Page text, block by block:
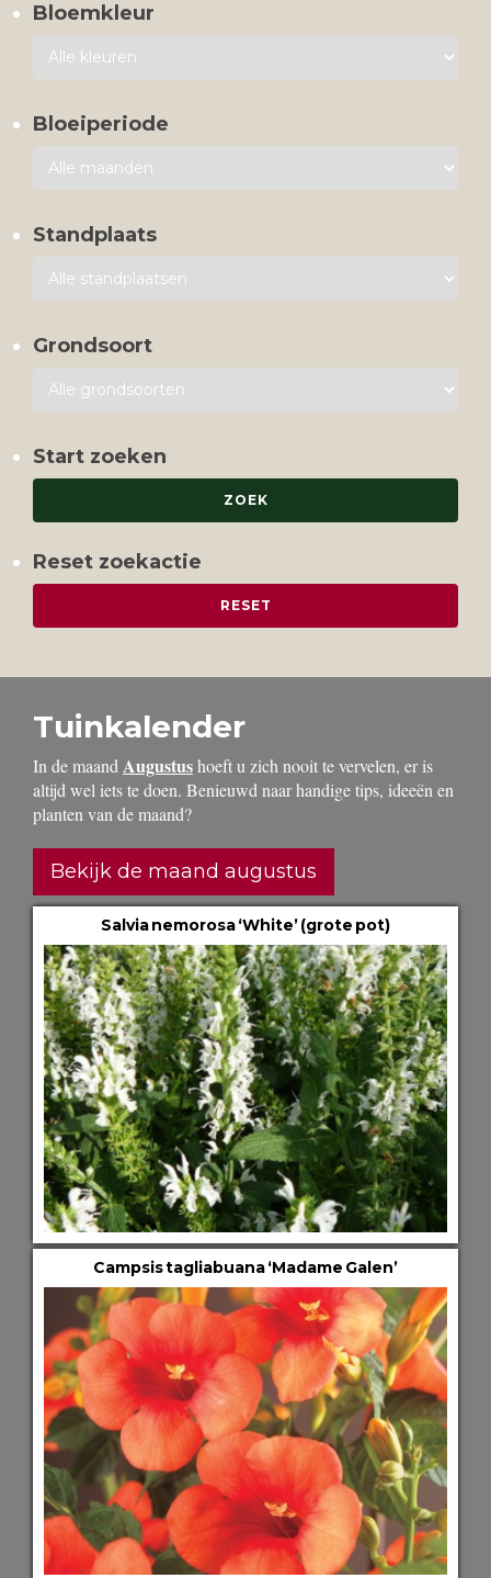
Bloemkleur
Bloeiperiode
Standplaats
Grondsoort
Start zoeken
Reset zoekactie
Tuinkalender
In de maand Augustushoeft u zich nooit te vervelen, er is
altijd wel iets te doen. Benieuwd naar handige tips, ideeën en
planten van de maand?
Bekijk de maand augustus
Salvia nemorosa ‘White’ (grote pot)
Campsis tagliabuana ‘Madame Galen’